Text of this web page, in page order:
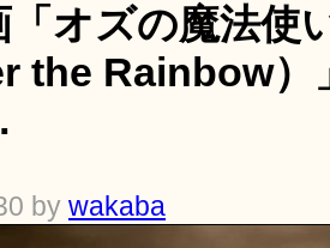
「オズの魔法使
the Rainbow）
by wakaba